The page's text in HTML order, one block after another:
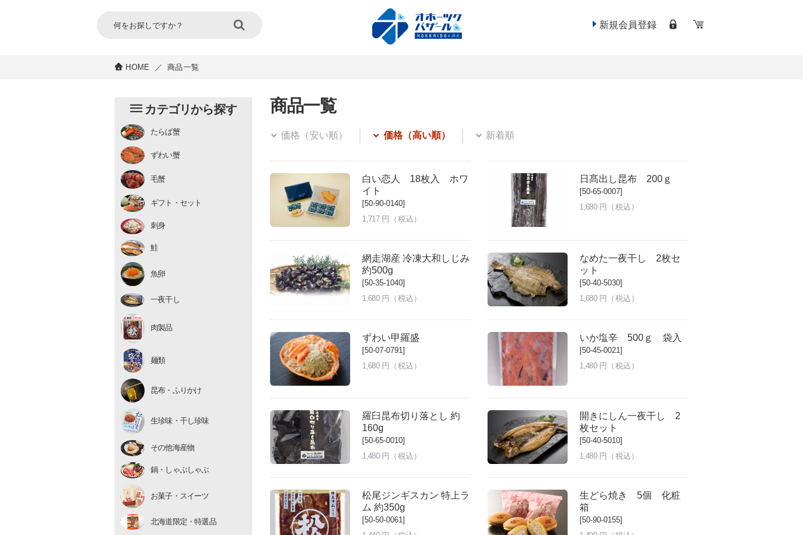
新規会員登録
HOME ／ 商品一覧
カテゴリから探す
たらば蟹
チルド
むき身 ずわい蟹
むき身
生冷凍 毛蟹
チルド
ギフト・セット
刺身
鮭
魚卵
いくら
たらこ・明太子
数の子
一夜干し
肉製品
麺類
昆布・ふりかけ
生珍味・干し珍味
生珍味
干し珍味
その他海産物
鍋・しゃぶしゃぶ
お菓子・スイーツ
北海道限定・特選品
商品一覧
価格（安い順） 価格（高い順） 新着順
白い恋人 18枚入 ホワ
イト
[50-90-0140]
1,717 円（税込）
日髙出し昆布 200ｇ
[50-65-0007]
1,680 円（税込）
網走湖産 冷凍大和しじみ
約500g
[50-35-1040]
1,680 円（税込）
なめた一夜干し 2枚セ
ット
[50-40-5030]
1,680 円（税込）
ずわい甲羅盛
[50-07-0791]
1,680 円（税込）
いか塩辛 500ｇ 袋入
[50-45-0021]
1,480 円（税込）
羅臼昆布切り落とし 約
160g
[50-65-0010]
1,480 円（税込）
開きにしん一夜干し 2
枚セット
[50-40-5010]
1,480 円（税込）
松尾ジンギスカン 特上ラ
ム 約350g
[50-50-0061]
生どら焼き 5個 化粧
箱
[50-90-0155]